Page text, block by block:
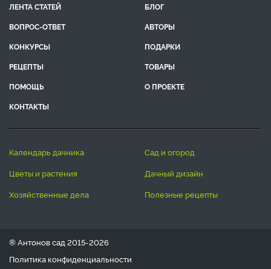
ЛЕНТА СТАТЕЙ
БЛОГ
ВОПРОС-ОТВЕТ
АВТОРЫ
КОНКУРСЫ
ПОДАРКИ
РЕЦЕПТЫ
ТОВАРЫ
ПОМОЩЬ
О ПРОЕКТЕ
КОНТАКТЫ
календарь дачника
сад и огород
цветы и растения
дачный дизайн
хозяйственные дела
полезные рецепты
® Антонов сад 2015-2026
Политика конфиденциальности